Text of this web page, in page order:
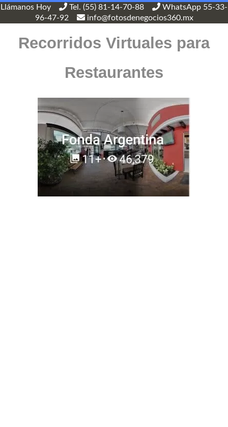
Llámanos Hoy Tel. (55) 81-14-70-88
WhatsApp 55-33-
96-47-92
info@fotosdenegocios360.mx
Recorridos Virtuales para
Restaurantes